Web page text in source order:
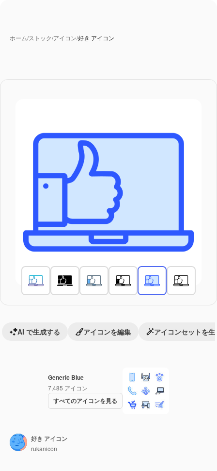
ホーム/ストック/アイコン/好き アイコン
Generic Blue
7,485 アイコン
すべてのアイコンを見る
AI で生成する アイコンを編集 アイコンセットを生
好き アイコン
rukanicon